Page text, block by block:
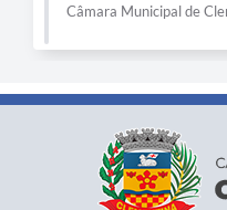
Câmara Municipal de